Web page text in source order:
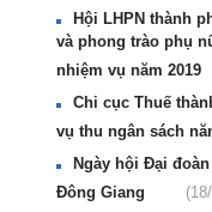
Hội LHPN thành
và phong trào phụ
nhiệm vụ năm 2019
Chi cục Thuế
vụ thu ngân sách
Ngày hội Đại
Đông Giang